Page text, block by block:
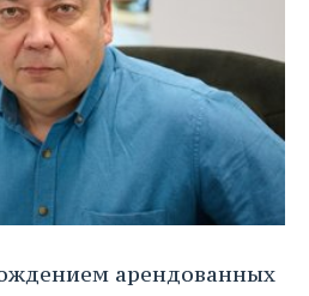
арендованных